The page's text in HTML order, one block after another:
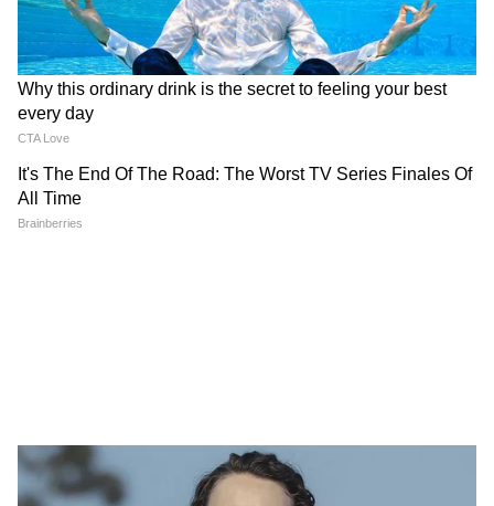
देर रात Rishabh Pant की इस शिकायत पर
CM Pushkar Dhami की पहली प्रतिक्रिया